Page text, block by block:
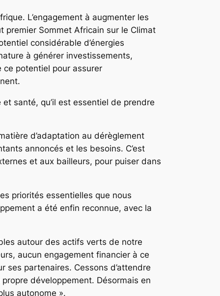
L’engagement à augmenter les
premier Sommet Africain sur le Climat
considérable d’énergies
à générer investissements,
potentiel pour assurer
santé, qu’il est essentiel de prendre
d’adaptation au dérèglement
annoncés et les besoins. C’est
et aux bailleurs, pour puiser dans
priorités essentielles que nous
a été enfin reconnue, avec la
autour des actifs verts de notre
aucun engagement financier à ce
partenaires. Cessons d’attendre
développement. Désormais en
autonome ».